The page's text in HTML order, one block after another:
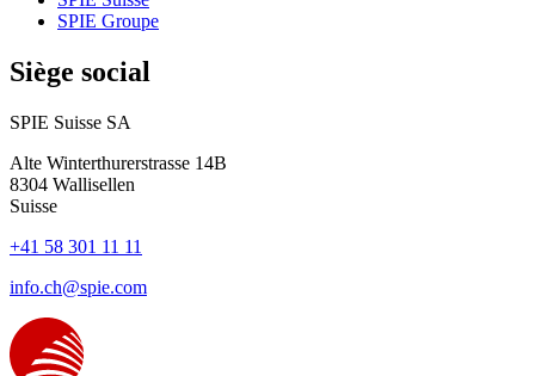
SPIE Groupe
Siège social
SPIE Suisse SA
Alte Winterthurerstrasse 14B
8304 Wallisellen
Suisse
+41 58 301 11 11
info.ch@spie.com